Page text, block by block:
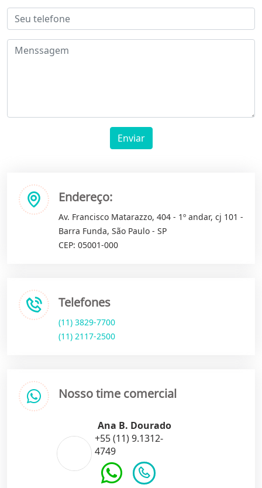
Enviar
Endereço:
Av. Francisco Matarazzo, 404 - 1º andar, cj 101 -
Barra Funda, São Paulo - SP
CEP: 05001-000
Telefones
(11) 3829-7700
(11) 2117-2500
Nosso time comercial
Ana B. Dourado
+55 (11) 9.1312-
4749